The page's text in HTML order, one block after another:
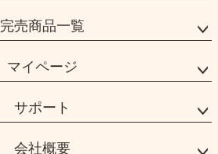
完売商品一覧
マイページ
サポート
会社概要